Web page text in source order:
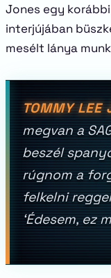
Jones egy
interjújában
mesélt lánya
TOMMY LEE
megvan a
beszél
rúgnom a
felkelni
‘Édesem, ez